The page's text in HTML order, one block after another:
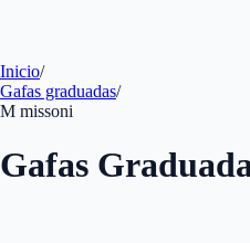
Inicio/
Gafas graduadas/
M missoni
Gafas